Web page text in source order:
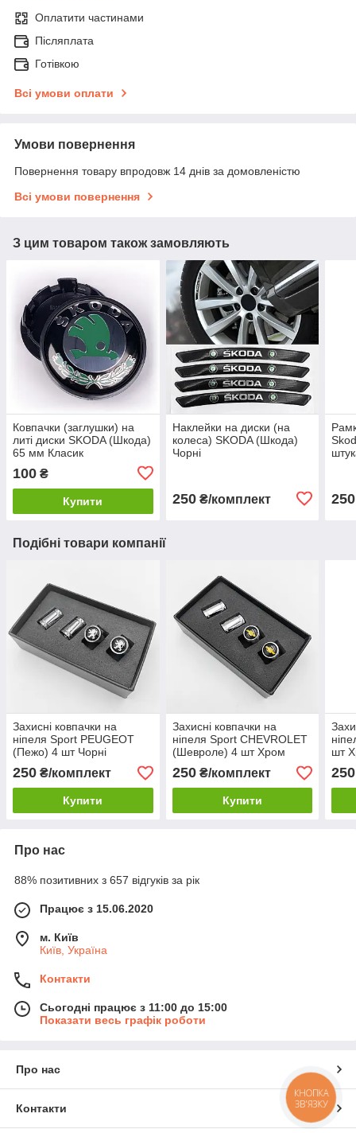
Оплатити частинами
Післяплата
Готівкою
Всі умови оплати
Умови повернення
Повернення товару впродовж 14 днів за домовленістю
Всі умови повернення
З цим товаром також замовляють
Ковпачки (заглушки) на
литі диски SKODA (Шкода)
65 мм Класик
100 ₴
Купити
Наклейки на диски (на
колеса) SKODA (Шкода)
Чорні
250₴/комплект 250
Подібні товари компанії
Захисні ковпачки на
ніпеля Sport PEUGEOT
(Пежо) 4 шт Чорні
250 ₴/комплект
Купити
Захисні ковпачки на
ніпеля Sport CHEVROLET
(Шевроле) 4 шт Хром
250₴/комплект
Купити
шт
250
Про нас
88% позитивних з 657 відгуків за рік
Працює з 15.06.2020
м. Київ
Київ, Україна
Контакти
Сьогодні працює з 11:00 до 15:00
Показати весь графік роботи
Про нас
Контакти
КНОПКА
ЗВ'ЯЗКУ